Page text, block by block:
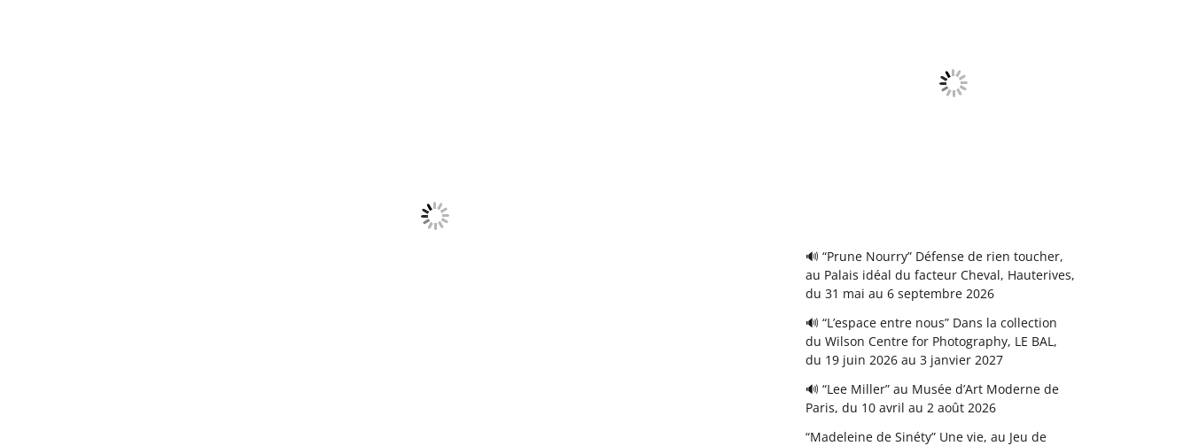
🔊 “Prune Nourry” Défense de rien toucher,
au Palais idéal du facteur Cheval, Hauterives,
du 31 mai au 6 septembre 2026
🔊 “L’espace entre nous” Dans la collection
du Wilson Centre for Photography, LE BAL,
du 19 juin 2026 au 3 janvier 2027
🔊 “Lee Miller” au Musée d’Art Moderne de
Paris, du 10 avril au 2 août 2026
“Madeleine de Sinéty” Une vie, au Jeu de